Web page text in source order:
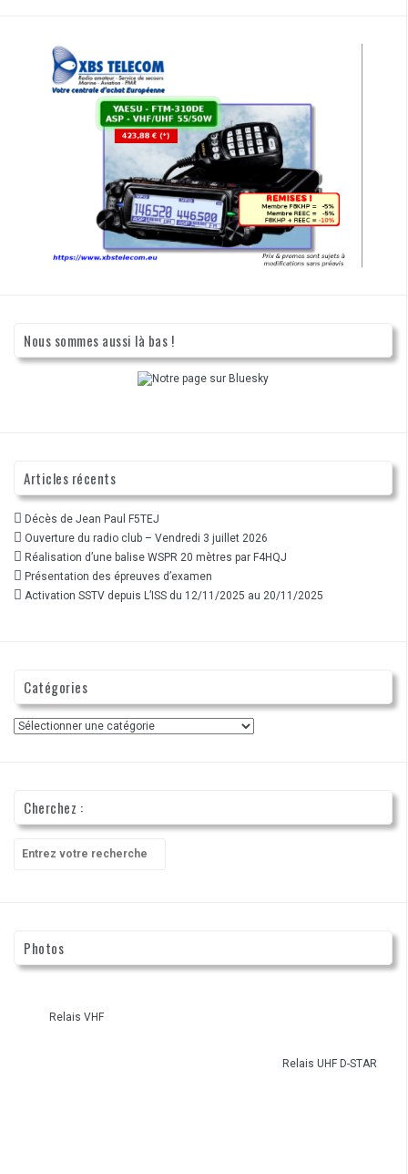
Nous sommes aussi là bas !
Articles récents
Décès de Jean Paul F5TEJ
Ouverture du radio club – Vendredi 3 juillet 2026
Réalisation d’une balise WSPR 20 mètres par F4HQJ
Présentation des épreuves d’examen
Activation SSTV depuis L’ISS du 12/11/2025 au 20/11/2025
Catégories
Catégories
Cherchez :
pour
Photos
Relais VHF
Relais UHF D-STAR